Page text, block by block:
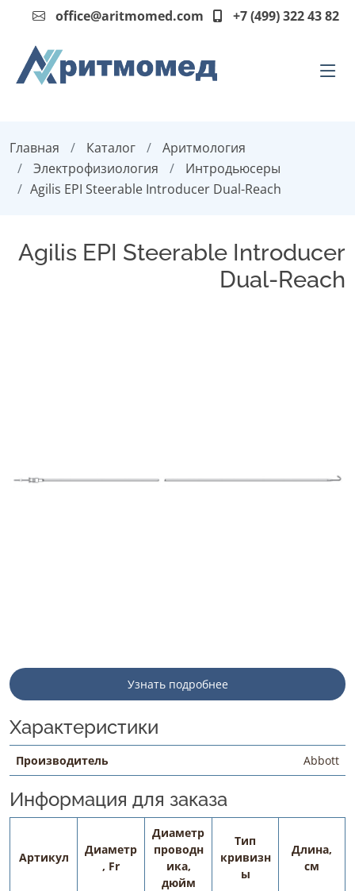
office@aritmomed.com +7 (499) 322 43 82
Главная Каталог
Аритмология
Электрофизиология
Интродьюсеры
Agilis EPI Steerable Introducer Dual-Reach
Agilis EPI Steerable Introducer
Dual-Reach
Узнать подробнее
Характеристики
Производитель Abbott
Информация для заказа
Артикул
Диаметр
, Fr
Диаметр
проводн
ика,
дюйм
Тип
кривизн
ы
Длина,
см